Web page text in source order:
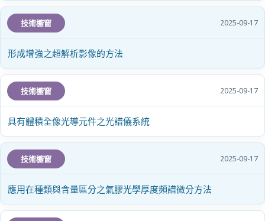
技術櫥窗
形成增強之超解析影像的方法
2025-09-17
技術櫥窗
具有體積全像光導元件之光譜儀系統
2025-09-17
技術櫥窗
應用在種類與含量區分之氣膠光學厚度頻譜微分方法
2025-09-17